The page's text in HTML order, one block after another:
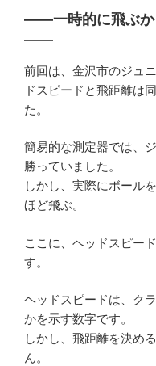
――一時的に飛ぶか
――
前回は、金沢市のジュ
ドスピードと飛距離は
た。
簡易的な測定器では、
勝っていました。
しかし、実際にボール
ほど飛ぶ。
ここに、ヘッドスピー
す。
ヘッドスピードは、ク
かを示す数字です。
しかし、飛距離を決め
ん。